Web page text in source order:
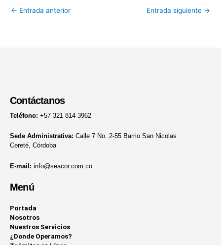
← Entrada anterior Entrada siguiente →
Contáctanos
Teléfono: +57 321 814 3962
Sede Administrativa: Calle 7 No. 2-55 Barrio San Nicolas
Cereté, Córdoba
E-mail: info@seacor.com.co
Menú
Portada
Nosotros
Nuestros Servicios
¿Donde Operamos?